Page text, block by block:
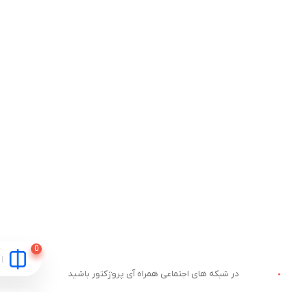
در شبکه های اجتماعی همراه آی پروژکتور باشید